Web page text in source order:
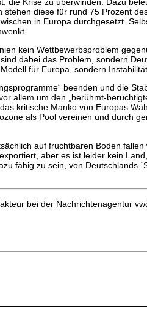
diese für rund 75 Prozent
in Europa durchgesetzt.
kein Wettbewerbsproblem
dabei das Problem, sondern
für Europa, sondern
beenden und die
allem um den „berühmt-
kritische Manko von Europas
als Pool vereinen und durch
auf fruchtbaren Boden fallen
aber es ist leider kein
fähig zu sein, von Deutschlands
bei der Nachrichtenagentur